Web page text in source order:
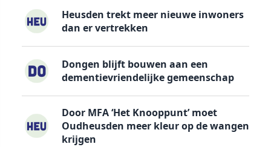
Heusden trekt meer nieuwe inwoners
dan er vertrekken
Dongen blijft bouwen aan een
dementievriendelijke gemeenschap
Door MFA ‘Het Knooppunt’ moet
Oudheusden meer kleur op de wangen
krijgen